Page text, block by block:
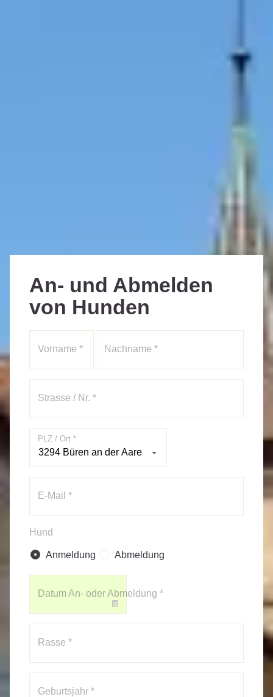
An- und Abmelden
von Hunden
Vorname * Nachname *
Strasse / Nr. *
PLZ / Ort *
E-Mail *
Hund
Anmeldung Abmeldung
Datum An- oder Abmeldung *
Rasse *
Geburtsjahr *